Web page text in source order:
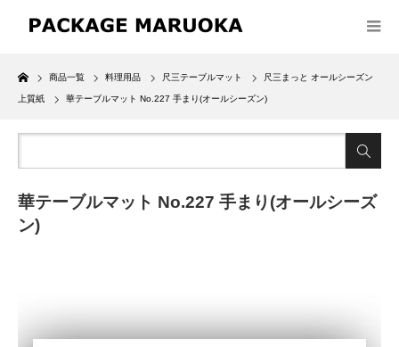
Home
商品一覧 料理用品 尺三テーブルマット 尺三まっと オールシーズン
上質紙 華テーブルマット No.227 手まり(オールシーズン)
華テーブルマット No.227 手まり(オールシーズ
ン)